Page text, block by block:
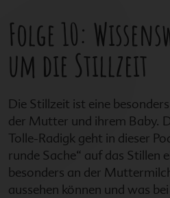
Folge 10:
um die Stillzeit
Die Stillzeit ist eine
der Mutter und ihrem Baby.
Tolle-Radigk geht in dieser
runde Sache“ auf das Stillen
besonders an der
aussehen können und was